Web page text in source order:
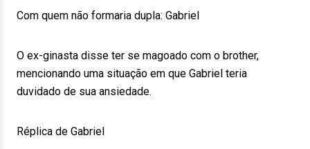
Com quem não formaria dupla: Gabriel
O ex-ginasta disse ter se magoado com o brother,
mencionando uma situação em que Gabriel teria
duvidado de sua ansiedade.
Réplica de Gabriel